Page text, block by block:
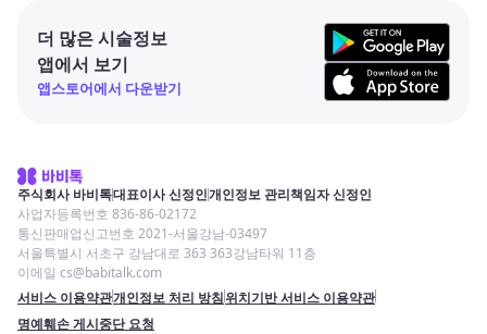
더 많은 시술정보
앱에서 보기
앱스토어에서 다운받기
주식회사 바비톡대표이사 신정인개인정보 관리책임자 신정인
사업자등록번호 836-86-02172
통신판매업신고번호 2021-서울강남-03497
서울특별시 서초구 강남대로 363 363강남타워 11층
이메일 cs@babitalk.com
서비스 이용약관개인정보 처리 방침위치기반 서비스 이용약관
명예훼손 게시중단 요청